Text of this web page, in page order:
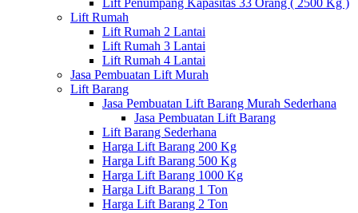
Lift Rumah
Lift Rumah 2 Lantai
Lift Rumah 3 Lantai
Lift Rumah 4 Lantai
Jasa Pembuatan Lift Murah
Lift Barang
Jasa Pembuatan Lift Barang Murah Sederhana
Jasa Pembuatan Lift Barang
Lift Barang Sederhana
Harga Lift Barang 200 Kg
Harga Lift Barang 500 Kg
Harga Lift Barang 1000 Kg
Harga Lift Barang 1 Ton
Harga Lift Barang 2 Ton